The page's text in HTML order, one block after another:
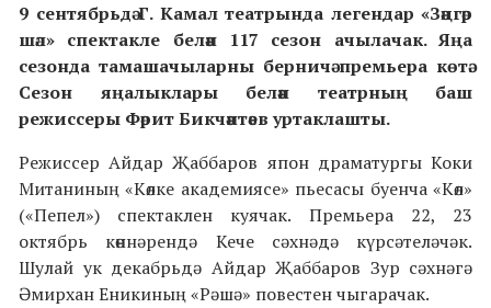
9 сентябрьдә Г. Камал театрында легендар «Зәңгәр
шәл» спектакле белән 117 сезон ачылачак. Яңа
сезонда тамашачыларны берничә премьера көтә.
Сезон яңалыклары белән театрның баш
режиссеры Фәрит Бикчәнтәев уртаклашты.
Режиссер Айдар Җаббаров япон драматургы Коки
Митаниның «Көлке академиясе» пьесасы буенча «Көл»
(«Пепел») спектаклен куячак. Премьера 22, 23
октябрь көннәрендә Кече сәхнәдә күрсәтеләчәк.
Шулай ук декабрьдә Айдар Җаббаров Зур сәхнәгә
Әмирхан Еникиның «Рәшә» повестен чыгарачак.